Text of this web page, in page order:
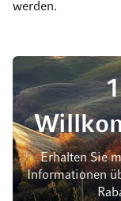
werden.
Erhalten Sie
Informationen